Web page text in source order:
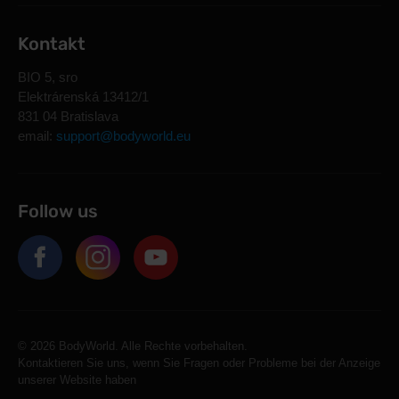
Kontakt
BIO 5, sro
Elektrárenská 13412/1
831 04 Bratislava
email: support@bodyworld.eu
Follow us
© 2026 BodyWorld. Alle Rechte vorbehalten.
Kontaktieren Sie uns, wenn Sie Fragen oder Probleme bei der Anzeige
unserer Website haben